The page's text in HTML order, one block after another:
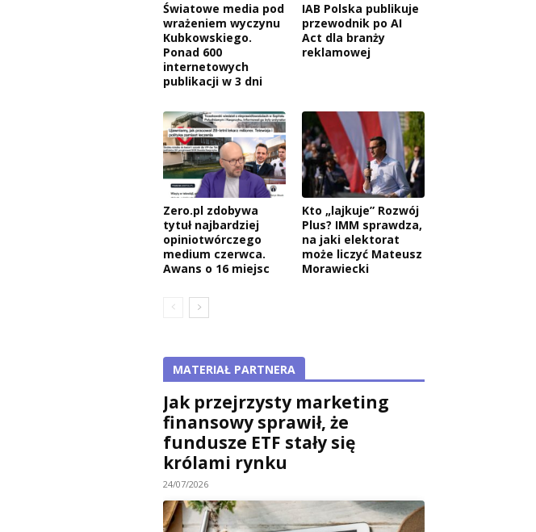
Światowe media pod
wrażeniem wyczynu
Kubkowskiego.
Ponad 600
internetowych
publikacji w 3 dni
IAB Polska publikuje
przewodnik po AI
Act dla branży
reklamowej
Zero.pl zdobywa
tytuł najbardziej
opiniotwórczego
medium czerwca.
Awans o 16 miejsc
Kto „lajkuje” Rozwój
Plus? IMM sprawdza,
na jaki elektorat
może liczyć Mateusz
Morawiecki
MATERIAŁ PARTNERA
Jak przejrzysty marketing
finansowy sprawił, że
fundusze ETF stały się
królami rynku
24/07/2026